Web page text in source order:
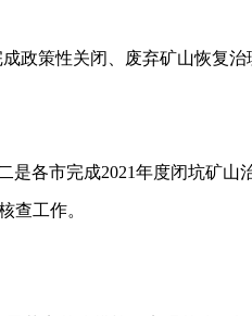
策性关闭、废弃矿山恢复治
各市完成2021年度闭坑矿山
查工作。